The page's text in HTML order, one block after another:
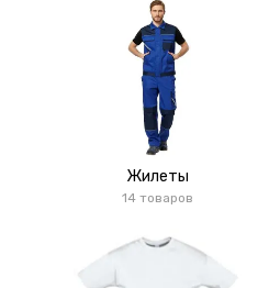
Жилеты
14 товаров